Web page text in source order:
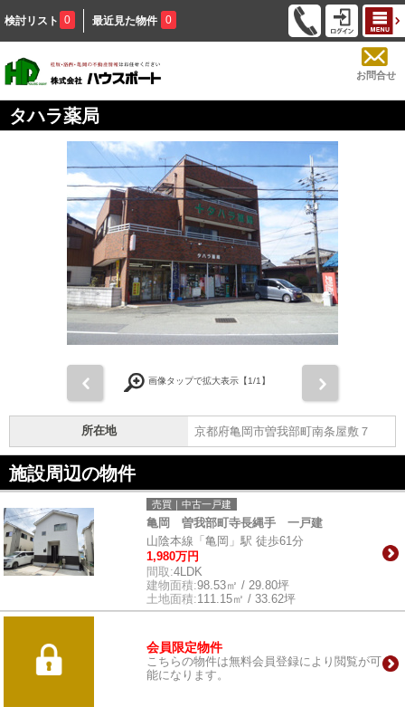
検討リスト 0 最近見た物件 0
お問合せ
タハラ薬局
画像タップで拡大表示【1/1】
所在地 京都府亀岡市曽我部町南条屋敷７
施設周辺の物件
売買｜中古一戸建
亀岡 曽我部町寺長縄手 一戸建
山陰本線「亀岡」駅 徒歩61分
1,980万円
間取:4LDK
建物面積:98.53㎡ / 29.80坪
土地面積:111.15㎡ / 33.62坪
会員限定物件
こちらの物件は無料会員登録により閲覧が可
能になります。